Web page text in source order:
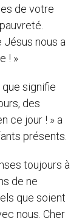
de votre
Jésus nous a
! »
que signifie
des
ce jour ! » a
présents.
toujours à
de ne
que soient
nous. Cher